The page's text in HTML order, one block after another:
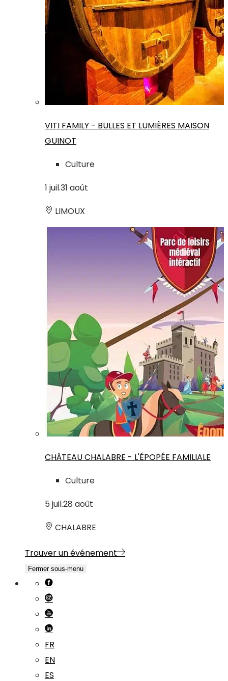
VITI FAMILY - BULLES ET LUMIÈRES MAISON
GUINOT
Culture
1 juil.31 août
LIMOUX
CHÂTEAU CHALABRE - L'ÉPOPÉE FAMILIALE
Culture
5 juil.28 août
CHALABRE
Trouver un événement
Fermer sous-menu
FR
EN
ES